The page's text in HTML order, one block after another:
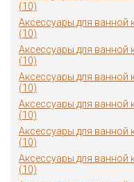
(10)
Аксессуары для ванной
(10)
Аксессуары для ванной
(10)
Аксессуары для ванной
(10)
Аксессуары для ванной
(10)
Аксессуары для ванной
(10)
Аксессуары для ванной
(10)